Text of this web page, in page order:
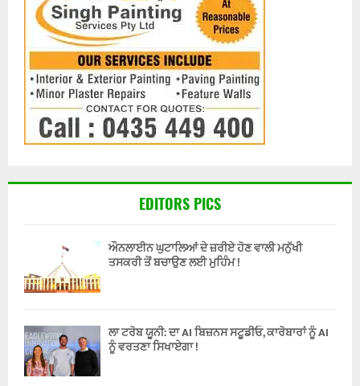
EDITORS PICS
ਔਨਲਾਈਨ ਘੁਟਾਲਿਆਂ ਦੇ ਜ਼ਰੀਏ ਹੋਣ ਵਾਲੀ ਮਨੁੱਖੀ
ਤਸਕਰੀ ਤੋਂ ਬਚਾਉਣ ਲਈ ਮੁਹਿੰਮ !
ਲਾ ਟਰੋਬ ਯੂਨੀ: ਦਾ AI ਬਿਜ਼ਨਸ ਸਟੂਡੀਓ, ਕਾਰੋਬਾਰਾਂ ਨੂੰ AI
ਨੂੰ ਵਰਤਣਾ ਸਿਖਾਏਗਾ !